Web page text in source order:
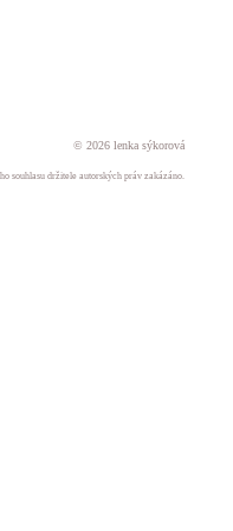
© 2026 lenka sýkorová
souhlasu držitele autorských práv zakázáno.